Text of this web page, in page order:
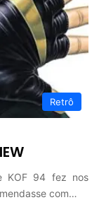
Retrô
KOF 94 fez nos
com…